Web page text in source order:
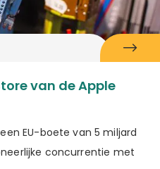
van de Apple
EU-boete van 5 miljard
concurrentie met